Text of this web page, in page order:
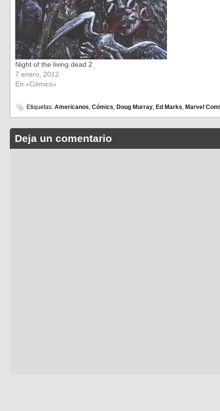
Night of the living dead 2
7 enero, 2012
En «Cómics»
Etiquetas: Americanos, Cómics, Doug Murray, Ed Marks, Marvel
Deja un comentario